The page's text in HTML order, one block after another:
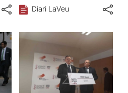
Diari LaVeu